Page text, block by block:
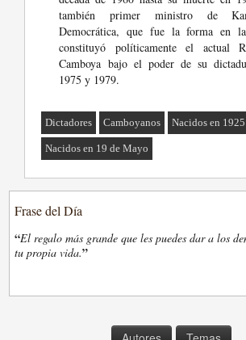
también primer ministro de
Democrática, que fue la forma en
constituyó políticamente el actual
Camboya bajo el poder de su
1975 y 1979.
Dictadores Camboyanos Nacidos en 1925
Nacidos en 19 de Mayo
Frase del Día
“El regalo más grande que les puedes dar a los
tu propia vida.”